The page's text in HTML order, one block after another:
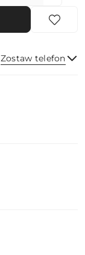
Zostaw telefon